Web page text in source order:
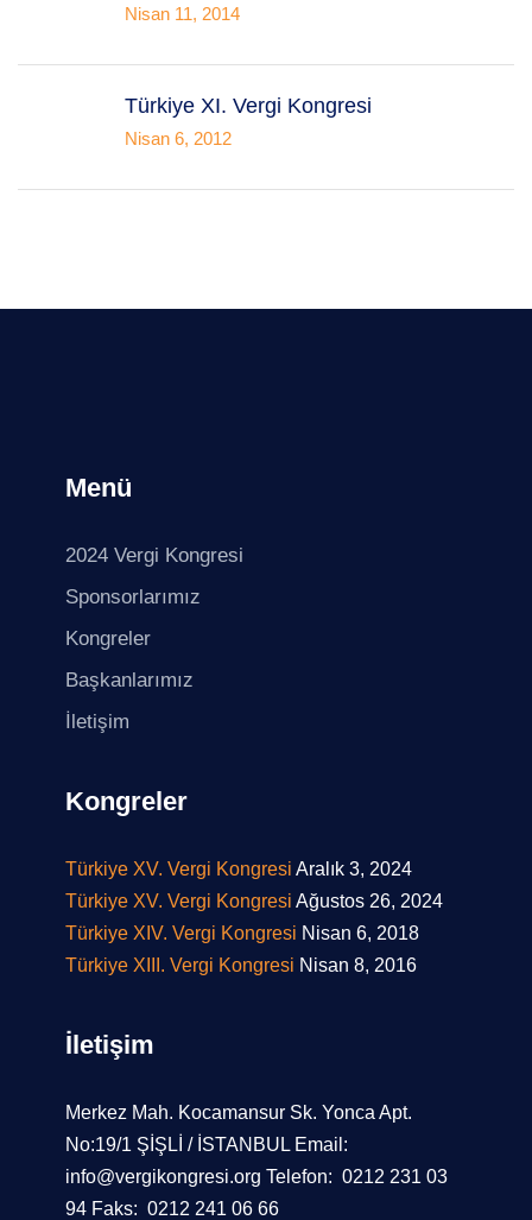
Nisan 11, 2014
Türkiye XI. Vergi Kongresi
Nisan 6, 2012
Menü
2024 Vergi Kongresi
Sponsorlarımız
Kongreler
Başkanlarımız
İletişim
Kongreler
Türkiye XV. Vergi Kongresi Aralık 3, 2024
Türkiye XV. Vergi Kongresi Ağustos 26, 2024
Türkiye XIV. Vergi Kongresi Nisan 6, 2018
Türkiye XIII. Vergi Kongresi Nisan 8, 2016
İletişim
Merkez Mah. Kocamansur Sk. Yonca Apt.
No:19/1 ŞİŞLİ / İSTANBUL Email:
info@vergikongresi.org Telefon: 0212 231 03
94 Faks: 0212 241 06 66